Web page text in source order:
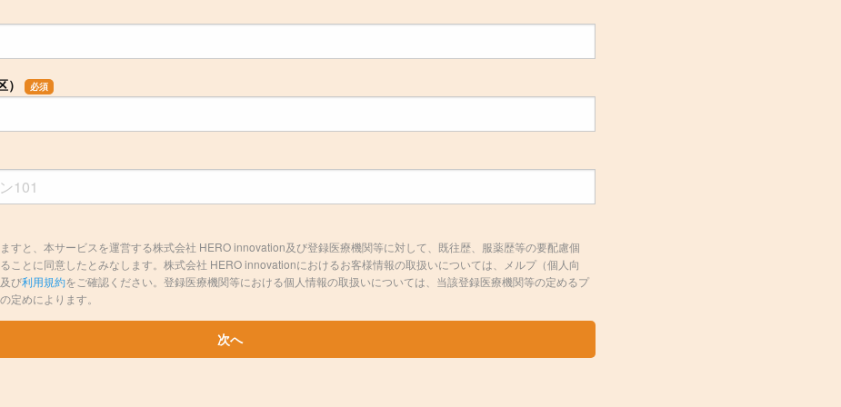
） 必須
すと、本サービスを運営する株式会社 HERO innovation及び登録医療機関等に対して、既往歴、服薬歴等の要配慮個
ことに同意したとみなします。株式会社 HERO innovationにおけるお客様情報の取扱いについては、メルプ（個人向
及び利用規約をご確認ください。登録医療機関等における個人情報の取扱いについては、当該登録医療機関等の定めるプ
定めによります。